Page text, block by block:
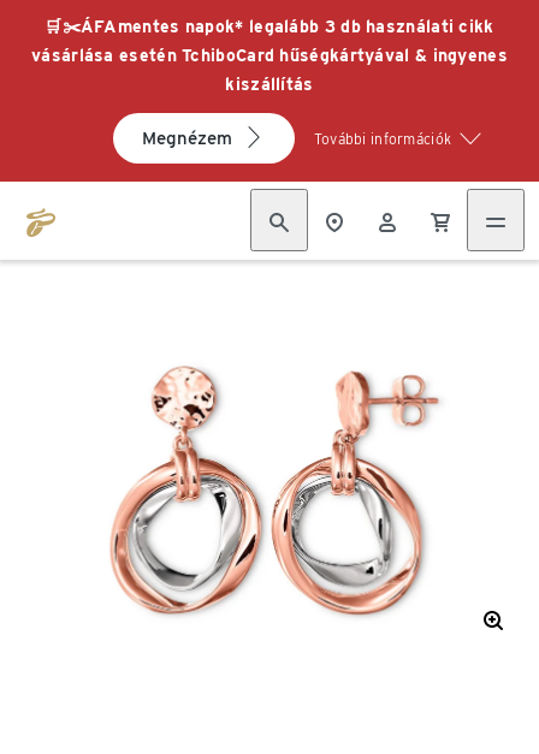
🛒✂️ÁFAmentes napok* legalább 3 db használati cikk
vásárlása esetén TchiboCard hűségkártyával & ingyenes
kiszállítás
Megnézem További információk